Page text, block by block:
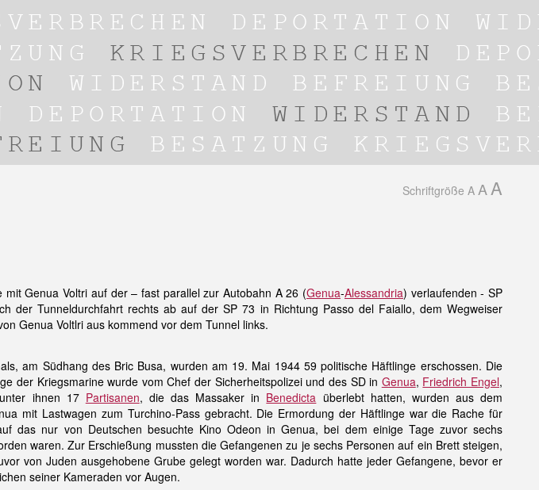
Schriftgröße A A A
Genua Voltri auf der – fast parallel zur Autobahn A 26 (Genua-Alessandria) verlaufenden - SP
der Tunneldurchfahrt rechts ab auf der SP 73 in Richtung Passo del Faiallo, dem Wegweiser
Genua Voltlri aus kommend vor dem Tunnel links.
am Südhang des Bric Busa, wurden am 19. Mai 1944 59 politische Häftlinge erschossen. Die
der Kriegsmarine wurde vom Chef der Sicherheitspolizei und des SD in Genua, Friedrich Engel,
ihnen 17 Partisanen, die das Massaker in Benedicta überlebt hatten, wurden aus dem
mit Lastwagen zum Turchino-Pass gebracht. Die Ermordung der Häftlinge war die Rache für
das nur von Deutschen besuchte Kino Odeon in Genua, bei dem einige Tage zuvor sechs
waren. Zur Erschießung mussten die Gefangenen zu je sechs Personen auf ein Brett steigen,
von Juden ausgehobene Grube gelegt worden war. Dadurch hatte jeder Gefangene, bevor er
seiner Kameraden vor Augen.